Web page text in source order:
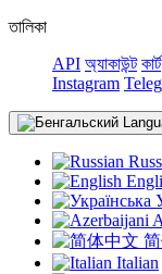
তালিকা
API অ্যাকাউন্ট কার্ট
Instagram
Italian